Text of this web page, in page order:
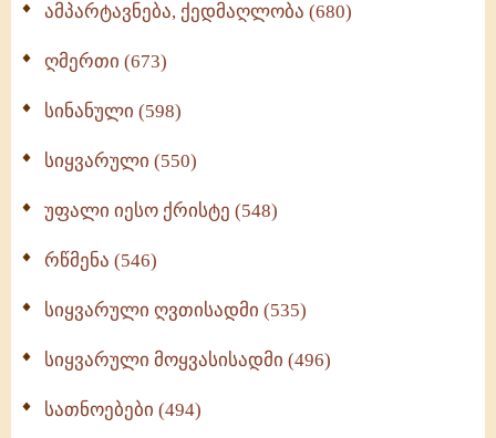
ამპარტავნება, ქედმაღლობა (680)
ღმერთი (673)
სინანული (598)
სიყვარული (550)
უფალი იესო ქრისტე (548)
რწმენა (546)
სიყვარული ღვთისადმი (535)
სიყვარული მოყვასისადმი (496)
სათნოებები (494)